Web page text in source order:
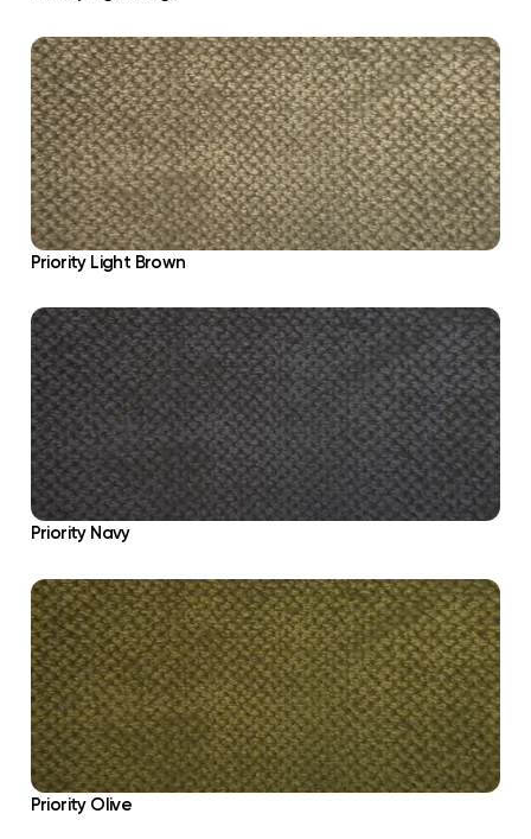
Priority Light Brown
Priority Navy
Priority Olive